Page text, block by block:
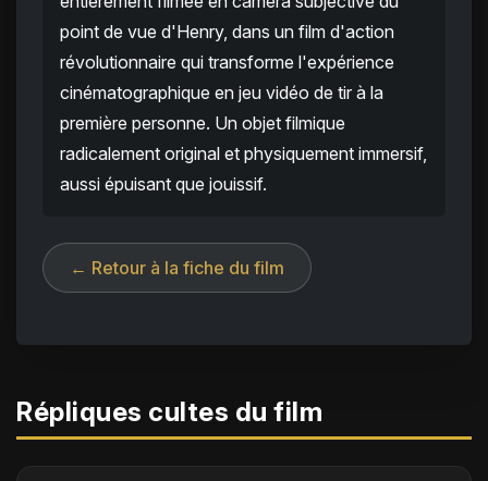
point de vue d'Henry, dans un film d'action
révolutionnaire qui transforme l'expérience
cinématographique en jeu vidéo de tir à la
première personne. Un objet filmique
radicalement original et physiquement immersif,
aussi épuisant que jouissif.
← Retour à la fiche du film
Répliques cultes du film